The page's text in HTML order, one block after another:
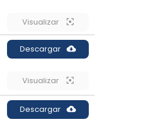
Visualizar
Descargar
Visualizar
Descargar